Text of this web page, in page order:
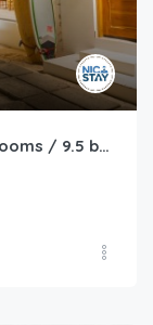
Deluxe Surf Front Sanctuary 9 bedrooms / 9.5 bathrooms